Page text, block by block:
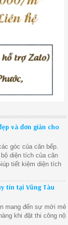
và đơn giản cho
góc của căn bếp.
diện tích của căn
tiết kiệm diện tích
không gian bếp. Các
đồ dùng một cách
tín tại Vũng Tàu
mang đến sự mới mẻ
khi đặt thi công nội